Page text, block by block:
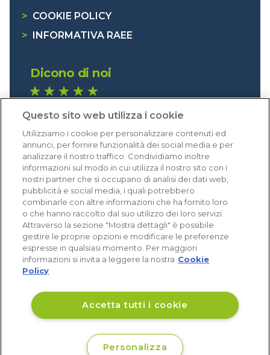
> COOKIE POLICY
>
INFORMATIVA RAEE
Dicono di noi
Eccellente (4,8)
Acquisti verificati
Questo sito web utilizza i cookie
Utilizziamo i cookie per personalizzare contenuti ed
annunci, per fornire funzionalità dei social media e per
analizzare il nostro traffico. Condividiamo inoltre
informazioni sul modo in cui utilizza il nostro sito con i
nostri partner che si occupano di analisi dei dati web,
pubblicità e social media, i quali potrebbero
combinarle con altre informazioni che ha fornito loro
o che hanno raccolto dal suo utilizzo dei loro servizi.
Attraverso la sezione "Mostra dettagli" è possibile
gestire le proprie opzioni e modificare le preferenze
espresse in qualsiasi momento. Per maggiori
informazioni si invita a leggere la nostra Cookie
Policy
Accetta tutti i cookie
Personalizza